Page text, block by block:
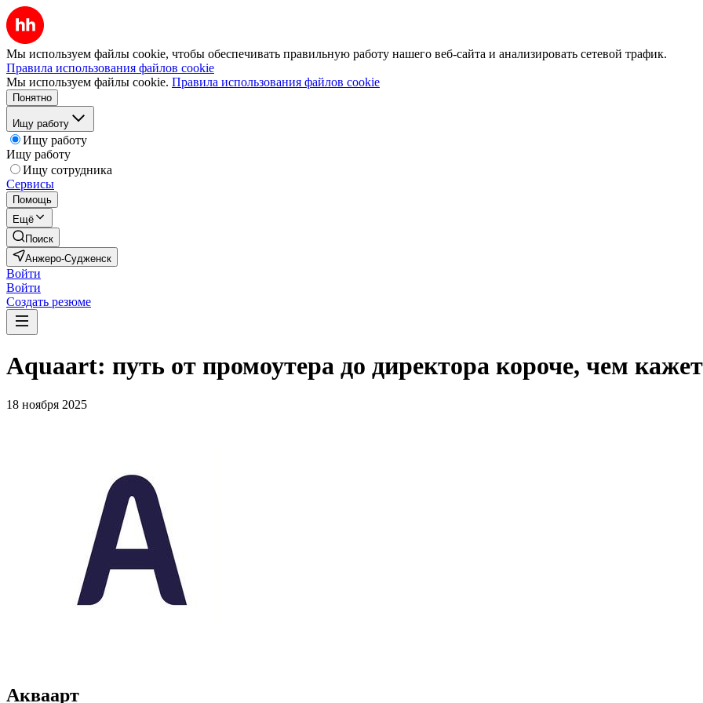
Мы используем файлы cookie, чтобы обеспечивать правильную работу нашего веб-сайта и анализировать сетевой трафик.
Правила использования файлов cookie
Мы используем файлы cookie. Правила использования файлов cookie
Понятно
Ищу работу
Ищу работу
Ищу работу
Ищу сотрудника
Сервисы
Помощь
Ещё
Поиск
Анжеро-Судженск
Войти
Войти
Создать резюме
Aquaart: путь от промоутера до директора короче, чем
18 ноября 2025
Акваарт